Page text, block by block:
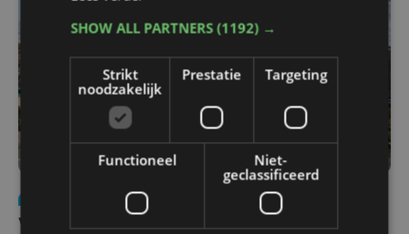
wo 5 augustus | 11:57
Vier Oostendse gynaecologen versterken dienst in AZ
SHOW ALL PARTNERS(1192) →
Strikt
noodzakelijk
Prestatie Targeting
Functioneel
Niet-
geclassificeerd